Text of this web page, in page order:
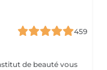
459
de beauté vous